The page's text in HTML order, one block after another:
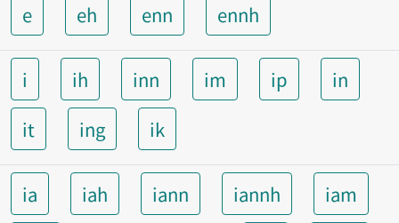
e eh enn ennh
i ih inn im ip
in
it
ing ik
ia iah iann iannh
iam